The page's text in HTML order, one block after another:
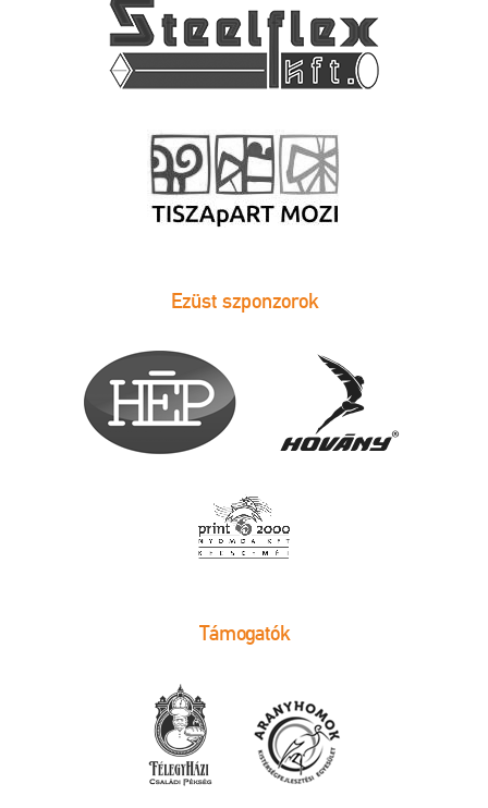
Ezüst szponzorok
Támogatók